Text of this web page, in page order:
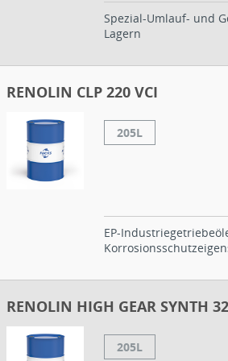
Spezial-Umlauf- und
Lagern
RENOLIN CLP 220 VCI
205L
EP-
RENOLIN HIGH GEAR SYNTH
205L